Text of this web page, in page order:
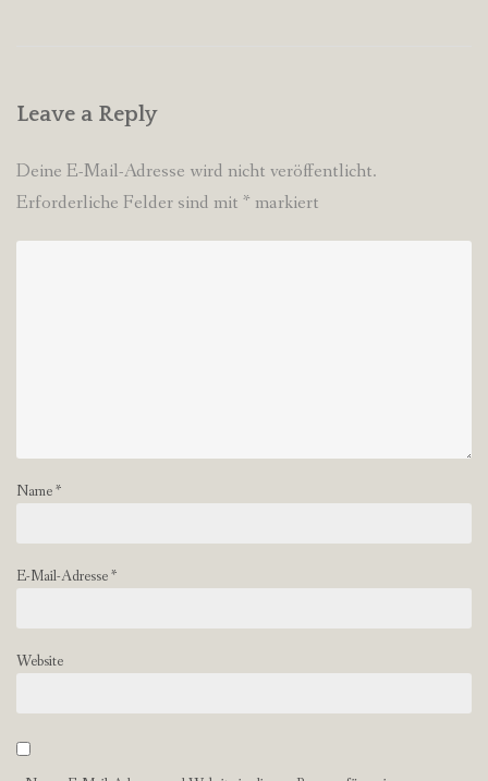
Leave a Reply
Deine E-Mail-Adresse wird nicht veröffentlicht.
Erforderliche Felder sind mit * markiert
Name*
E-Mail-Adresse*
Website